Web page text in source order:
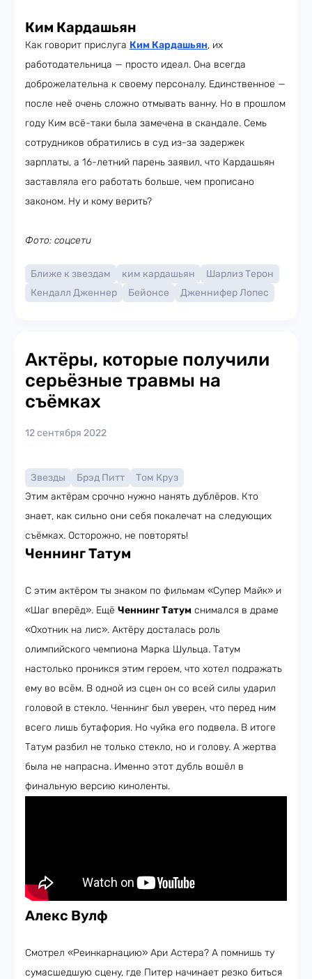
Ким Кардашьян
Как говорит прислуга Ким Кардашьян, их
работодательница — просто идеал. Она всегда
доброжелательна к своему персоналу. Единственное —
после неё очень сложно отмывать ванну. Но в прошлом
году Ким всё-таки была замечена в скандале. Семь
сотрудников обратились в суд из-за задержек
зарплаты, а 16-летний парень заявил, что Кардашьян
заставляла его работать больше, чем прописано
законом. Ну и кому верить?
Фото: соцсети
Ближе к звездам ким кардашьян
Шарлиз Терон
Кендалл Дженнер
Бейонсе Дженнифер Лопес
Актёры, которые получили
серьёзные травмы на
съёмках
12 сентября 2022
Звезды Брэд Питт
Том Круз
Этим актёрам срочно нужно нанять дублёров. Кто
знает, как сильно они себя покалечат на следующих
съёмках. Осторожно, не повторять!
Ченнинг Татум
С этим актёром ты знаком по фильмам «Супер Майк» и
«Шаг вперёд». Ещё Ченнинг Татум снимался в драме
«Охотник на лис». Актёру досталась роль
олимпийского чемпиона Марка Шульца. Татум
настолько проникся этим героем, что хотел подражать
ему во всём. В одной из сцен он со всей силы ударил
головой в стекло. Ченнинг был уверен, что перед ним
всего лишь бутафория. Но чуйка его подвела. В итоге
Татум разбил не только стекло, но и голову. А жертва
была не напрасна. Именно этот дубль вошёл в
финальную версию киноленты.
Алекс Вулф
Смотрел «Реинкарнацию» Ари Астера? А помнишь ту
сумасшедшую сцену, где Питер начинает резко биться